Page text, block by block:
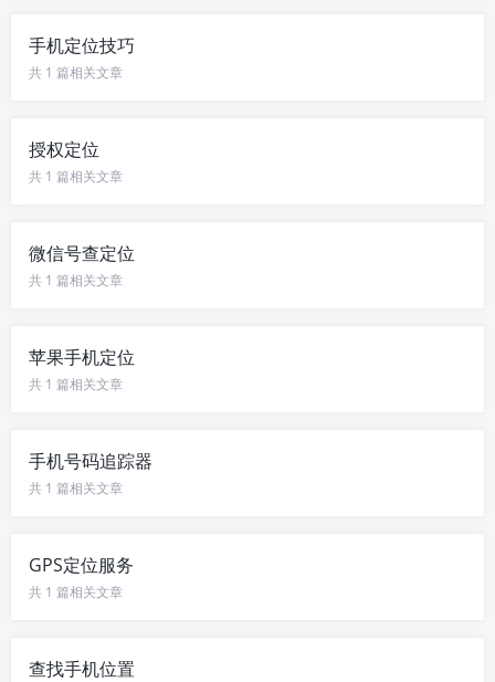
手机定位技巧
共 1 篇相关文章
授权定位
共 1 篇相关文章
微信号查定位
共 1 篇相关文章
苹果手机定位
共 1 篇相关文章
手机号码追踪器
共 1 篇相关文章
GPS定位服务
共 1 篇相关文章
查找手机位置